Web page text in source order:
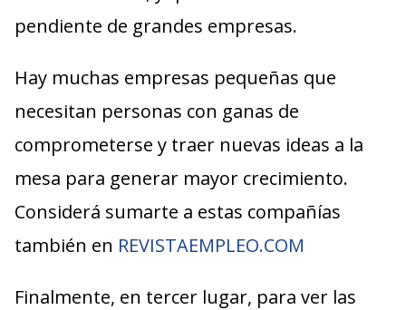
pendiente de grandes empresas.
Hay muchas empresas pequeñas que
necesitan personas con ganas de
comprometerse y traer nuevas ideas a la
mesa para generar mayor crecimiento.
Considerá sumarte a estas compañías
también en REVISTAEMPLEO.COM
Finalmente, en tercer lugar, para ver las